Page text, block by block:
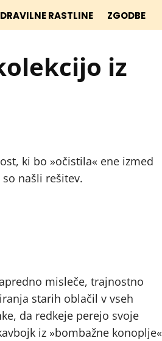
RASTLINE ZGODBE
iz
ki bo »očistila« ene izmed
našli rešitev.
misleče, trajnostno
starih oblačil v vseh
da redkeje perejo svoje
iz »bombažne konoplje«